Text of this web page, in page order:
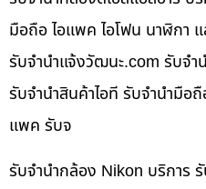
มือถือ ไอแพค ไอโฟน นาฬิกา
รับจํานําแจ้งวัฒนะ.com รับจำ
รับจำนำสินค้าไอที รับจำนำมือ
แพค รับจ
รับจำนำกล้อง Nikon บริการ